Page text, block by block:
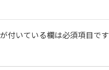
が付いている欄は必須項目です